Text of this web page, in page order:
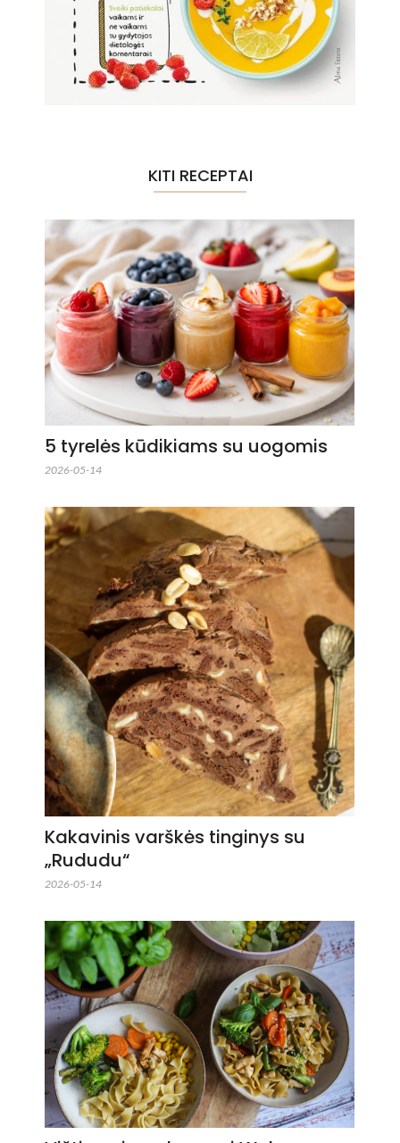
KITI RECEPTAI
5 tyrelės kūdikiams su uogomis
2026-05-14
Kakavinis varškės tinginys su
„Rududu“
2026-05-14